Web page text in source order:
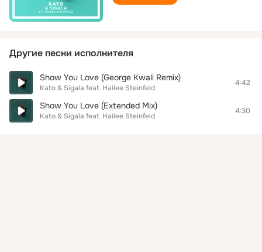
Другие песни исполнителя
Show You Love (George Kwali Remix)
Kato & Sigala feat. Hailee Steinfeld
4:42
Show You Love (Extended Mix)
Kato & Sigala feat. Hailee Steinfeld
4:30